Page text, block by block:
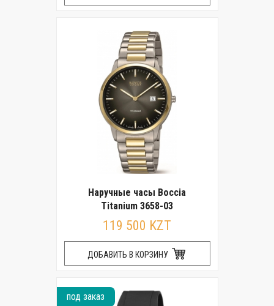
Наручные часы Boccia
Titanium 3658-03
119 500 KZT
ДОБАВИТЬ В КОРЗИНУ
под заказ